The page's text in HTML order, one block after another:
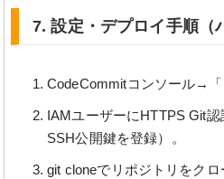
7. 設定・デプロイ手順（
CodeCommitコンソール→「
IAMユーザーにHTTPS Git
SSH公開鍵を登録）。
git cloneでリポジトリをク